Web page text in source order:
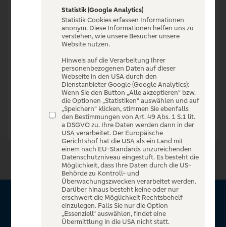
GEFUNDEN
Zur Startseite
Über VR Entertain
Statistik (Google Analytics)
Statistik Cookies erfassen Informationen
anonym. Diese Informationen helfen uns zu
verstehen, wie unsere Besucher unsere
Website nutzen.
Hinweis auf die Verarbeitung Ihrer
personenbezogenen Daten auf dieser
Webseite in den USA durch den
Dienstanbieter Google (Google Analytics):
Wenn Sie den Button „Alle akzeptieren“ bzw.
die Optionen „Statistiken“ auswählen und auf
„Speichern“ klicken, stimmen Sie ebenfalls
den Bestimmungen von Art. 49 Abs. 1 S.1 lit.
a DSGVO zu. Ihre Daten werden dann in der
USA verarbeitet. Der Europäische
Gerichtshof hat die USA als ein Land mit
einem nach EU-Standards unzureichenden
Datenschutzniveau eingestuft. Es besteht die
Möglichkeit, dass Ihre Daten durch die US-
Behörde zu Kontroll- und
Überwachungszwecken verarbeitet werden.
Darüber hinaus besteht keine oder nur
erschwert die Möglichkeit Rechtsbehelf
einzulegen. Falls Sie nur die Option
„Essenziell“ auswählen, findet eine
Übermittlung in die USA nicht statt.